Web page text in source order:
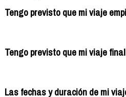
Tengo previsto que mi viaje
Tengo previsto que mi viaje
Las fechas y duración de mi